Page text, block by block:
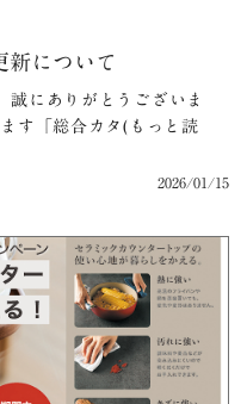
新について
誠にありがとうございま
す「総合カタ(もっと読
2026/01/15